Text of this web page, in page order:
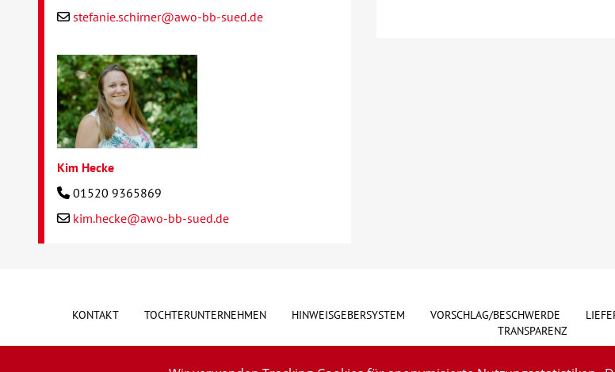
stefanie.schirner@awo-bb-sued.de
Kim Hecke
01520 9365869
kim.hecke@awo-bb-sued.de
KONTAKT TOCHTERUNTERNEHMEN HINWEISGEBERSYSTEM VORSCHLAG/BESCHWERDE
TRANSPARENZ